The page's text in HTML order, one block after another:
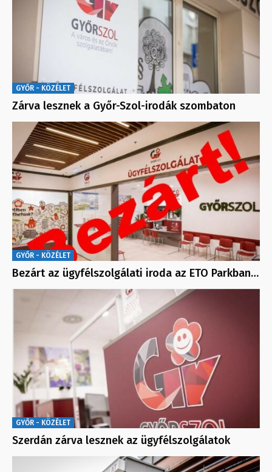
GYŐR - KÖZÉLET
Zárva lesznek a Győr-Szol-irodák szombaton
GYŐR - KÖZÉLET
Bezárt az ügyfélszolgálati iroda az ETO Parkban…
GYŐR - KÖZÉLET
Szerdán zárva lesznek az ügyfélszolgálatok